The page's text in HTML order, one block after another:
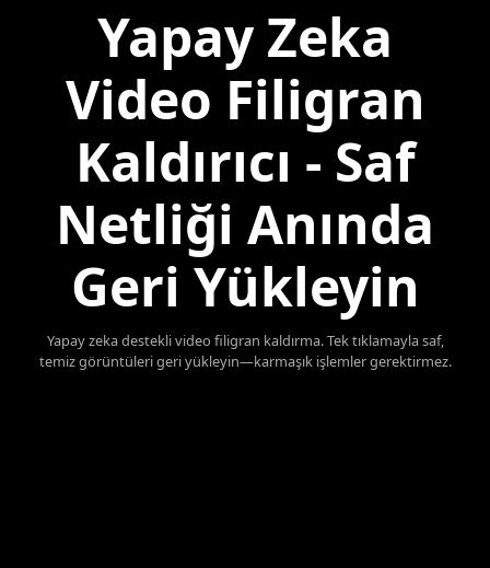
Yapay Zeka
Video Filigran
Kaldırıcı - Saf
Netliği Anında
Geri Yükleyin
Yapay zeka destekli video filigran kaldırma. Tek tıklamayla saf,
temiz görüntüleri geri yükleyin—karmaşık işlemler gerektirmez.